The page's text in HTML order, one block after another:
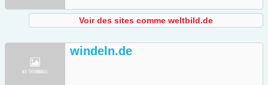
Voir des sites comme weltbild.de
windeln.de